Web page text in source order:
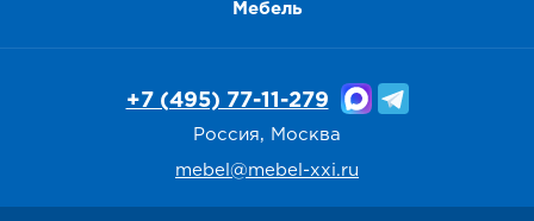
Мебель
+7 (495) 77-11-279
Россия, Москва
mebel@mebel-xxi.ru